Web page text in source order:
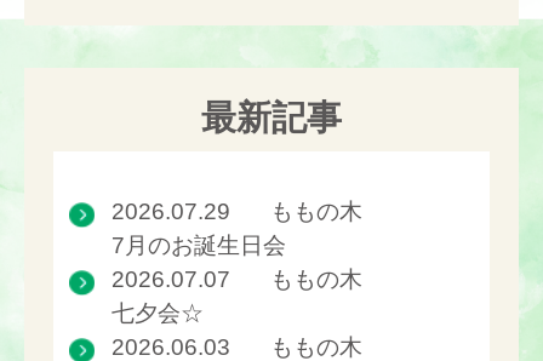
最新記事
2026.07.29
ももの木
7月のお誕生日会
2026.07.07
ももの木
七夕会☆
2026.06.03
ももの木